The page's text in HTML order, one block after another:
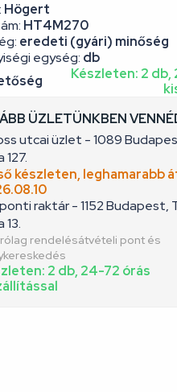
Högert
HT4M270
eredeti (gyári) minőség
egység: db
Készleten: 2 db,
ÜZLETÜNKBEN
utcai üzlet - 1089
127.
készleten, leghamarabb
raktár - 1152 Budapest,
13.
rendelésátvételi pont és
2 db, 24-72 órás